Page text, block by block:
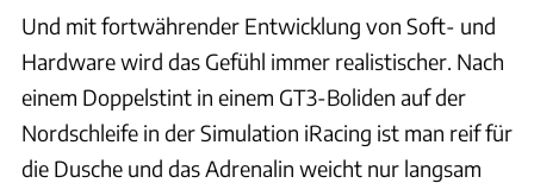
Und mit fortwährender Entwicklung von Soft- und
Hardware wird das Gefühl immer realistischer. Nach
einem Doppelstint in einem GT3-Boliden auf der
Nordschleife in der Simulation iRacing ist man reif für
die Dusche und das Adrenalin weicht nur langsam